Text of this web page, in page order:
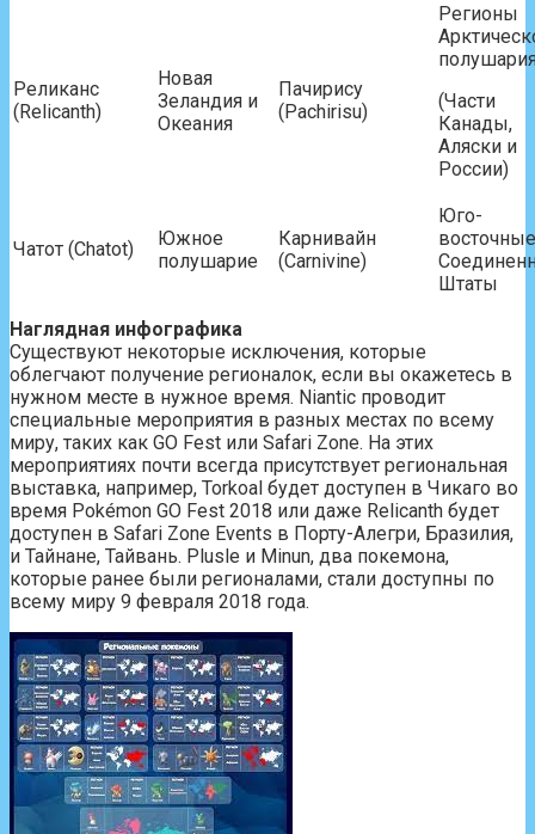
Реликанс
(Relicanth)
Новая
Зеландия и
Океания
Пачирису
(Pachirisu)
Регионы
(Части
Канады,
Аляски и
России)
Чатот (Chatot)
Южное
полушарие
Карнивайн
(Carnivine)
Юго-
восточные
Штаты
Наглядная инфографика
Существуют некоторые исключения, которые
облегчают получение регионалок, если вы окажетесь в
нужном месте в нужное время. Niantic проводит
специальные мероприятия в разных местах по всему
миру, таких как GO Fest или Safari Zone. На этих
мероприятиях почти всегда присутствует региональная
выставка, например, Torkoal будет доступен в Чикаго во
время Pokémon GO Fest 2018 или даже Relicanth будет
доступен в Safari Zone Events в Порту-Алегри, Бразилия,
и Тайнане, Тайвань. Plusle и Minun, два покемона,
которые ранее были регионалами, стали доступны по
всему миру 9 февраля 2018 года.